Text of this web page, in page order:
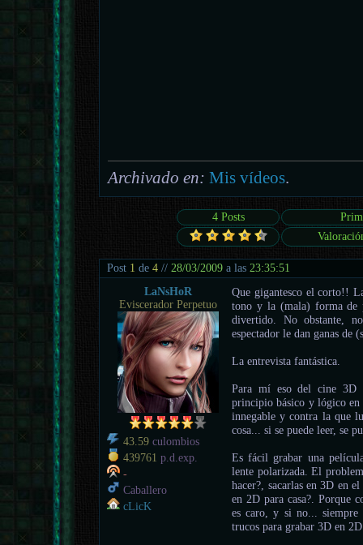
Archivado en: Mis vídeos.
4 Posts
Post 1 de4 //28/03/2009 a las23:35:51
LaNsHoR
Eviscerador Perpetuo
43.59 culombios
439761 p.d.exp.
-
Caballero
cLicK
Que gigantesco el corto!!
tono y la (mala) forma de
divertido. No obstante,
espectador le dan ganas de
La entrevista fantástica.
Para mí eso del cine 3D
principio básico y lógico en
innegable y contra la que
cosa... si se puede leer, se
Es fácil grabar una
lente polarizada. El
hacer?, sacarlas en 3D en
en 2D para casa?. Porque
es caro, y si no... siempre
trucos para grabar 3D en